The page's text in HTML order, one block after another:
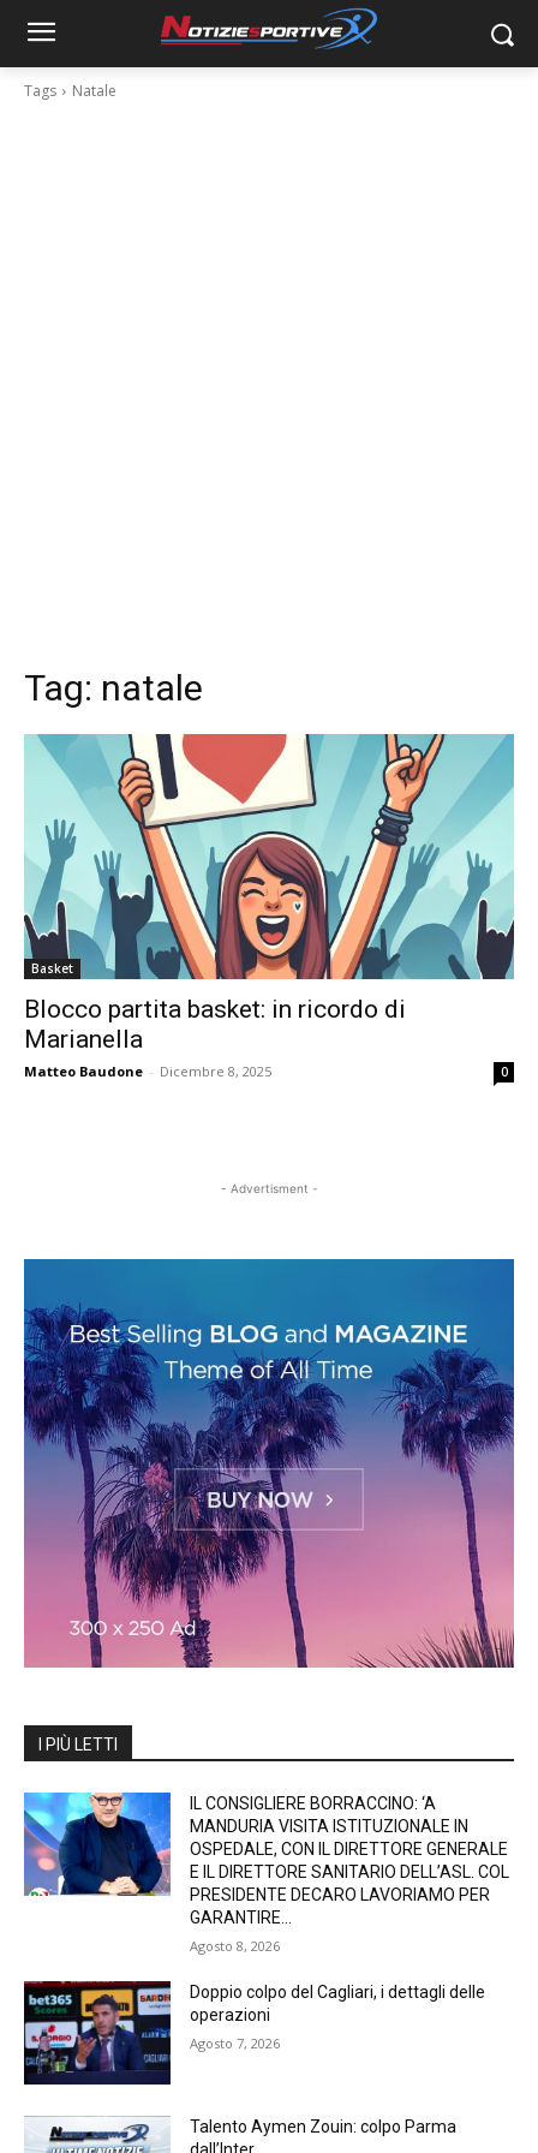
Tags Natale
Tag: natale
Basket
Blocco partita basket: in ricordo di
Marianella
Matteo Baudone - Dicembre 8, 2025 0
- Advertisment -
I PIÙ LETTI
IL CONSIGLIERE BORRACCINO: ‘A
MANDURIA VISITA ISTITUZIONALE IN
OSPEDALE, CON IL DIRETTORE GENERALE
E IL DIRETTORE SANITARIO DELL’ASL. COL
PRESIDENTE DECARO LAVORIAMO PER
GARANTIRE...
Agosto 8, 2026
Doppio colpo del Cagliari, i dettagli delle
operazioni
Agosto 7, 2026
Talento Aymen Zouin: colpo Parma
dall’Inter